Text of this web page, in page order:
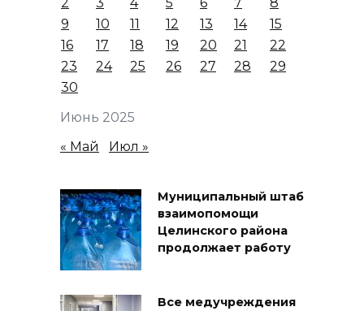
Июнь 2025
9
10 11 12 13 14
15
16
17 18 19 20 21
22
23
24 25 26 27 28
29
30
« Май Июл »
Муниципальный штаб
взаимопомощи
Целинского района
продолжает работу
Все медучреждения